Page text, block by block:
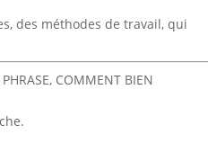
des méthodes de travail, qui
COMMENT BIEN